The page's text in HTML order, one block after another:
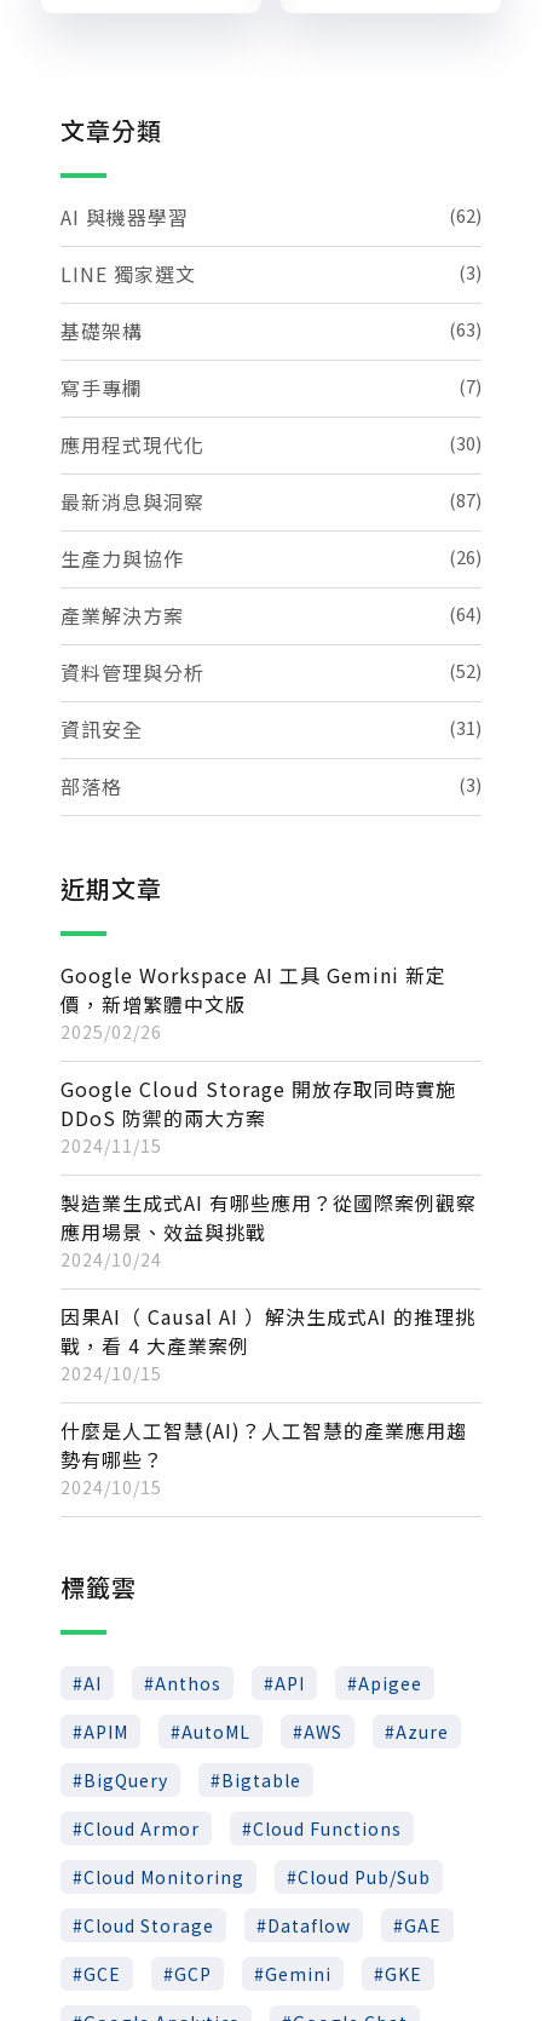
文章分類
AI 與機器學習 (62)
LINE 獨家選文 (3)
基礎架構 (63)
寫手專欄 (7)
應用程式現代化 (30)
最新消息與洞察 (87)
生產力與協作 (26)
產業解決方案 (64)
資料管理與分析 (52)
資訊安全 (31)
部落格 (3)
近期文章
Google Workspace AI 工具 Gemini 新定
價，新增繁體中文版
2025/02/26
Google Cloud Storage 開放存取同時實施
DDoS 防禦的兩大方案
2024/11/15
製造業生成式AI 有哪些應用？從國際案例觀察
應用場景、效益與挑戰
2024/10/24
因果AI（ Causal AI ）解決生成式AI 的推理挑
戰，看 4 大產業案例
2024/10/15
什麼是人工智慧(AI)？人工智慧的產業應用趨
勢有哪些？
2024/10/15
標籤雲
AI Anthos API
Apigee
APIM
AutoML AWS
Azure
BigQuery
Bigtable
Cloud Armor
Cloud Functions
Cloud Monitoring
Cloud Pub/Sub
Cloud Storage
Dataflow
GAE
GCE
GCP Gemini
GKE